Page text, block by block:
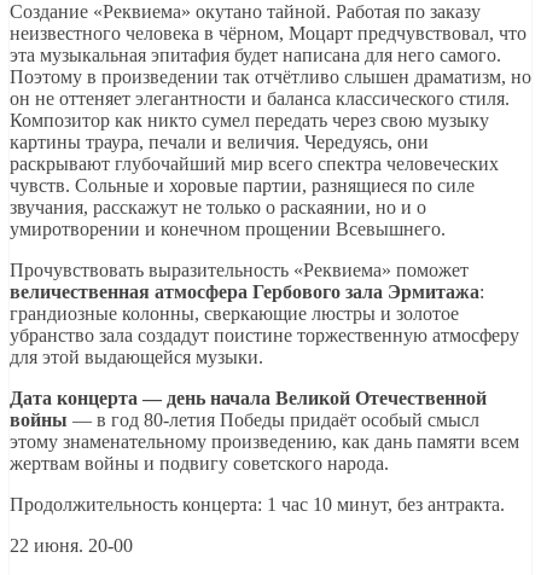
Создание «Реквиема» окутано тайной. Работая по заказу
неизвестного человека в чёрном, Моцарт предчувствовал, что
эта музыкальная эпитафия будет написана для него самого.
Поэтому в произведении так отчётливо слышен драматизм, но
он не оттеняет элегантности и баланса классического стиля.
Композитор как никто сумел передать через свою музыку
картины траура, печали и величия. Чередуясь, они
раскрывают глубочайший мир всего спектра человеческих
чувств. Сольные и хоровые партии, разнящиеся по силе
звучания, расскажут не только о раскаянии, но и о
умиротворении и конечном прощении Всевышнего.
Прочувствовать выразительность «Реквиема» поможет
величественная атмосфера Гербового зала Эрмитажа:
грандиозные колонны, сверкающие люстры и золотое
убранство зала создадут поистине торжественную атмосферу
для этой выдающейся музыки.
Дата концерта — день начала Великой Отечественной
войны — в год 80-летия Победы придаёт особый смысл
этому знаменательному произведению, как дань памяти всем
жертвам войны и подвигу советского народа.
Продолжительность концерта: 1 час 10 минут, без антракта.
22 июня. 20-00